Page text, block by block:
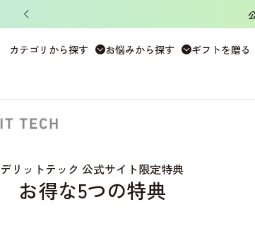
カテゴリから探す お悩みから探す ギフトを贈る
デリットテック 公式サイト限定特典
お得な5つの特典